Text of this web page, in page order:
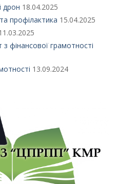
дрон 18.04.2025
профілактика 15.04.2025
фінансової грамотності
13.09.2024